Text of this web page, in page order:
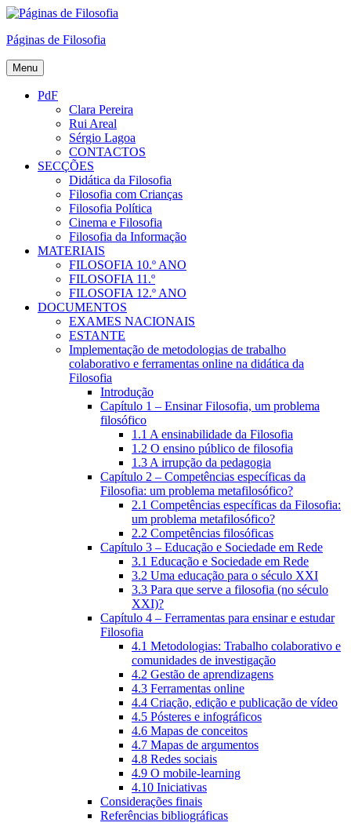
Skip
content
Páginas de Filosofia
Menu
PdF
Clara Pereira
Rui Areal
Sérgio Lagoa
CONTACTOS
SECÇÕES
Didática da Filosofia
Filosofia com Crianças
Filosofia Política
Cinema e Filosofia
Filosofia da Informação
MATERIAIS
FILOSOFIA 10.º ANO
FILOSOFIA 11.º
FILOSOFIA 12.º ANO
DOCUMENTOS
EXAMES NACIONAIS
ESTANTE
Implementação de metodologias de trabalho
colaborativo e ferramentas online na didática da
Filosofia
Introdução
Capítulo 1 – Ensinar Filosofia, um problema
filosófico
1.1 A ensinabilidade da Filosofia
1.2 O ensino público de filosofia
1.3 A irrupção da pedagogia
Capítulo 2 – Competências específicas da
Filosofia: um problema metafilosófico?
2.1 Competências específicas da Filosofia:
um problema metafilosófico?
2.2 Competências filosóficas
Capítulo 3 – Educação e Sociedade em Rede
3.1 Educação e Sociedade em Rede
3.2 Uma educação para o século XXI
3.3 Para que serve a filosofia (no século
XXI)?
Capítulo 4 – Ferramentas para ensinar e estudar
Filosofia
4.1 Metodologias: Trabalho colaborativo e
comunidades de investigação
4.2 Gestão de aprendizagens
4.3 Ferramentas online
4.4 Criação, edição e publicação de vídeo
4.5 Pósteres e infográficos
4.6 Mapas de conceitos
4.7 Mapas de argumentos
4.8 Redes sociais
4.9 O mobile-learning
4.10 Iniciativas
Considerações finais
Referências bibliográficas